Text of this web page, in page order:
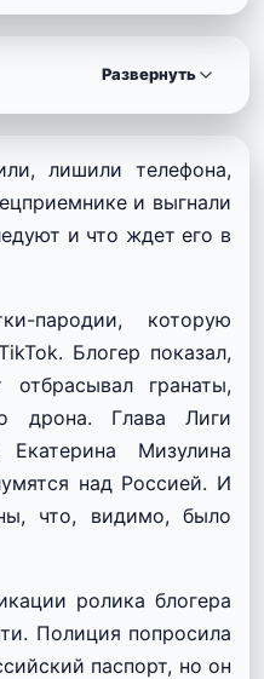
Развернуть
лишили телефона,
и выгнали
и что ждет его в
пародии, которую
Блогер показал,
гранаты,
дрона.
Глава Лиги
Екатерина Мизулина
над Россией. И
что, видимо, было
ролика блогера
Полиция попросила
паспорт, но он